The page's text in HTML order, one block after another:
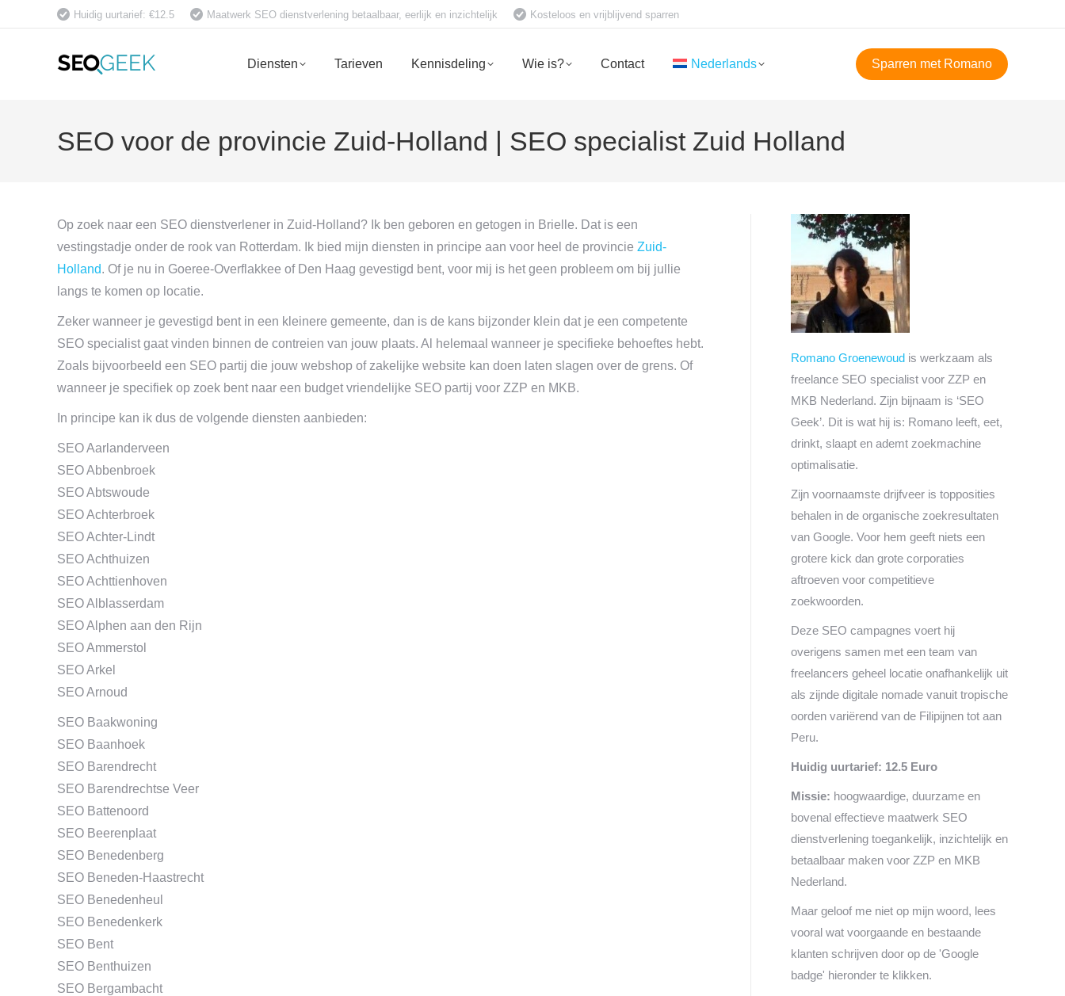
Huidig uurtarief: €12.5 Maatwerk SEO dienstverlening betaalbaar, eerlijk en inzichtelijk Kosteloos en vrijblijvend sparren
Diensten Tarieven Kennisdeling Wie is? Contact Nederlands Sparren met Romano
SEO voor de provincie Zuid-Holland | SEO specialist Zuid Holland
Op zoek naar een SEO dienstverlener in Zuid-Holland? Ik ben geboren en getogen in Brielle. Dat is een
vestingstadje onder de rook van Rotterdam. Ik bied mijn diensten in principe aan voor heel de provincie Zuid-
Holland. Of je nu in Goeree-Overflakkee of Den Haag gevestigd bent, voor mij is het geen probleem om bij jullie
langs te komen op locatie.
Zeker wanneer je gevestigd bent in een kleinere gemeente, dan is de kans bijzonder klein dat je een competente
SEO specialist gaat vinden binnen de contreien van jouw plaats. Al helemaal wanneer je specifieke behoeftes hebt.
Zoals bijvoorbeeld een SEO partij die jouw webshop of zakelijke website kan doen laten slagen over de grens. Of
wanneer je specifiek op zoek bent naar een budget vriendelijke SEO partij voor ZZP en MKB.
In principe kan ik dus de volgende diensten aanbieden:
SEO Aarlanderveen
SEO Abbenbroek
SEO Abtswoude
SEO Achterbroek
SEO Achter-Lindt
SEO Achthuizen
SEO Achttienhoven
SEO Alblasserdam
SEO Alphen aan den Rijn
SEO Ammerstol
SEO Arkel
SEO Arnoud
SEO Baakwoning
SEO Baanhoek
SEO Barendrecht
SEO Barendrechtse Veer
SEO Battenoord
SEO Beerenplaat
SEO Benedenberg
SEO Beneden-Haastrecht
SEO Benedenheul
SEO Benedenkerk
SEO Bent
SEO Benthuizen
SEO Bergambacht
Romano Groenewoud is werkzaam als
freelance SEO specialist voor ZZP en
MKB Nederland. Zijn bijnaam is ‘SEO
Geek’. Dit is wat hij is: Romano leeft, eet,
drinkt, slaapt en ademt zoekmachine
optimalisatie.
Zijn voornaamste drijfveer is topposities
behalen in de organische zoekresultaten
van Google. Voor hem geeft niets een
grotere kick dan grote corporaties
aftroeven voor competitieve
zoekwoorden.
Deze SEO campagnes voert hij
overigens samen met een team van
freelancers geheel locatie onafhankelijk uit
als zijnde digitale nomade vanuit tropische
oorden variërend van de Filipijnen tot aan
Peru.
Huidig uurtarief: 12.5 Euro
Missie: hoogwaardige, duurzame en
bovenal effectieve maatwerk SEO
dienstverlening toegankelijk, inzichtelijk en
betaalbaar maken voor ZZP en MKB
Nederland.
Maar geloof me niet op mijn woord, lees
vooral wat voorgaande en bestaande
klanten schrijven door op de 'Google
badge' hieronder te klikken.